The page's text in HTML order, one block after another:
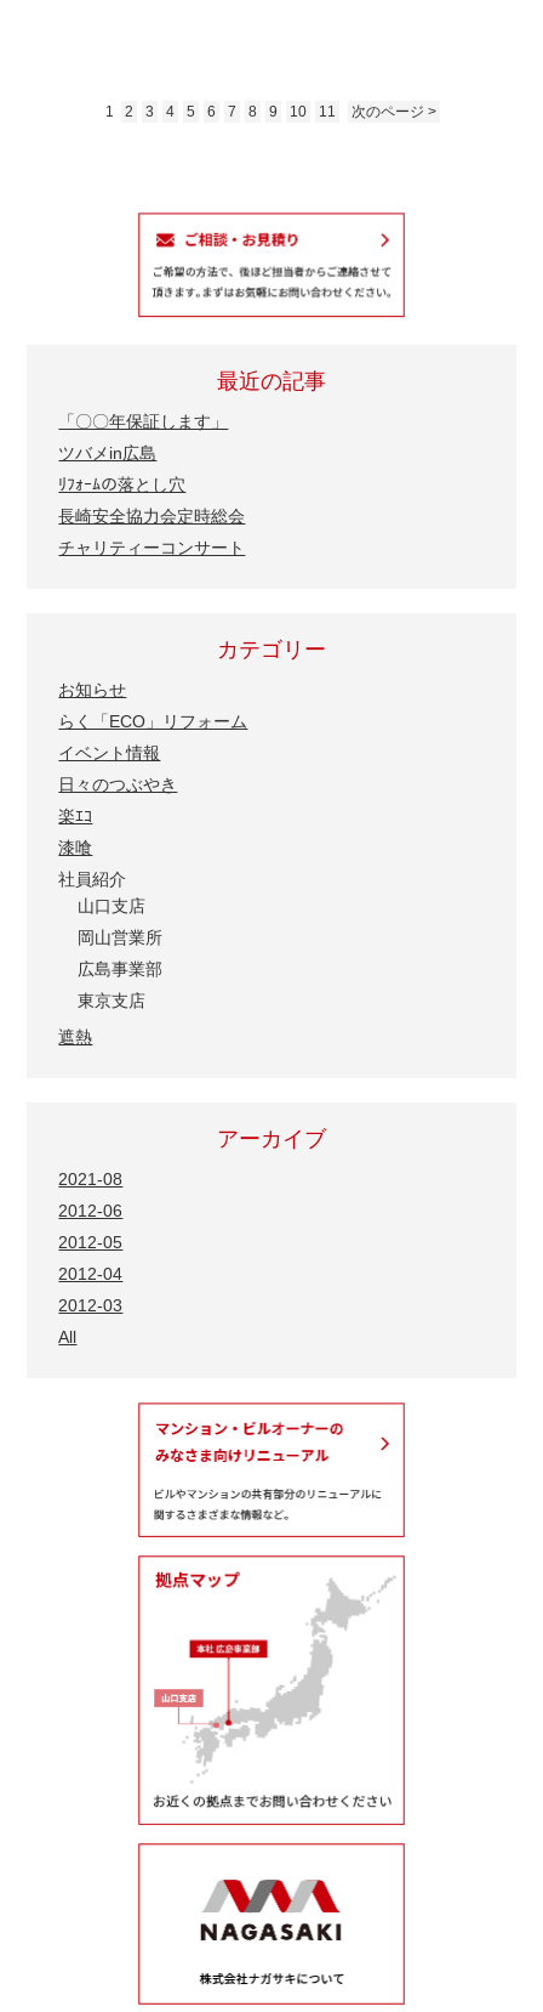
1 2 3 4 5 6 7 8 9 10 11 次のページ >
最近の記事
「〇〇年保証します」
ツバメin広島
ﾘﾌｫｰﾑの落とし穴
長崎安全協力会定時総会
チャリティーコンサート
カテゴリー
お知らせ
らく「ECO」リフォーム
イベント情報
日々のつぶやき
楽ｴｺ
漆喰
社員紹介
山口支店
岡山営業所
広島事業部
東京支店
遮熱
アーカイブ
2021-08
2012-06
2012-05
2012-04
2012-03
All